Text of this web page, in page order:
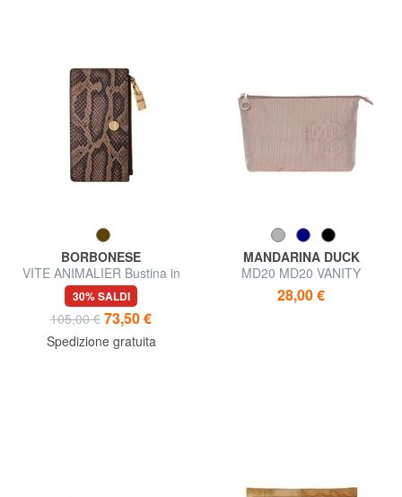
BORBONESE
VITE ANIMALIER Bustina in
pelle
30% SALDI
105,00 € 73,50 €
Spedizione gratuita
MANDARINA DUCK
MD20 MD20 VANITY
Necessaire
28,00 €